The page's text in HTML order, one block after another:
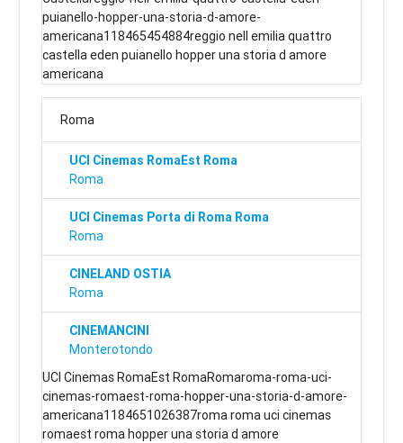
puianello-hopper-una-storia-d-amore-
americana118465454884reggio nell emilia quattro
castella eden puianello hopper una storia d amore
americana
Roma
UCI Cinemas RomaEst Roma
Roma
UCI Cinemas Porta di Roma Roma
Roma
CINELAND OSTIA
Roma
CINEMANCINI
Monterotondo
UCI Cinemas RomaEst RomaRomaroma-roma-uci-
cinemas-romaest-roma-hopper-una-storia-d-amore-
americana1184651026387roma roma uci cinemas
romaest roma hopper una storia d amore